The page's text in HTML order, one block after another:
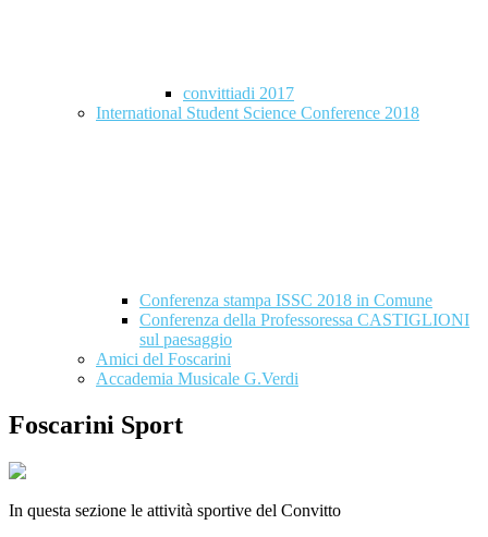
convittiadi 2017
International Student Science Conference 2018
Conferenza stampa ISSC 2018 in Comune
Conferenza della Professoressa CASTIGLIONI
sul paesaggio
Amici del Foscarini
Accademia Musicale G.Verdi
Foscarini Sport
In questa sezione le attività sportive del Convitto